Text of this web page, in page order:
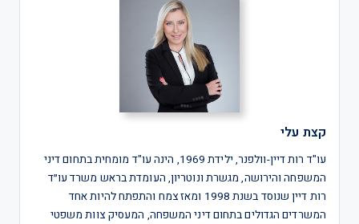
קצת עלי
עו"ד רות דיין-וולפנר, ילידת 1969, הינה עו"ד מומחית בתחום דיני
המשפחה והירושה, מגשרת ונוטריון, העומדת בראש משרד עו״ד
רות דיין שנוסד בשנת 1998 ומאז צמח והתפתח להיות אחד
המשרדים הגדולים בתחום דיני המשפחה, המעסיק צוות משפטי